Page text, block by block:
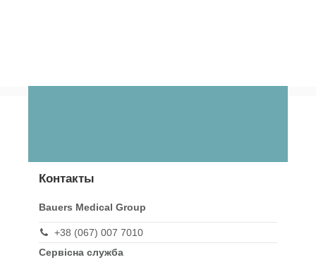
Контакты
Bauers Medical Group
+38 (067) 007 7010
Сервісна служба